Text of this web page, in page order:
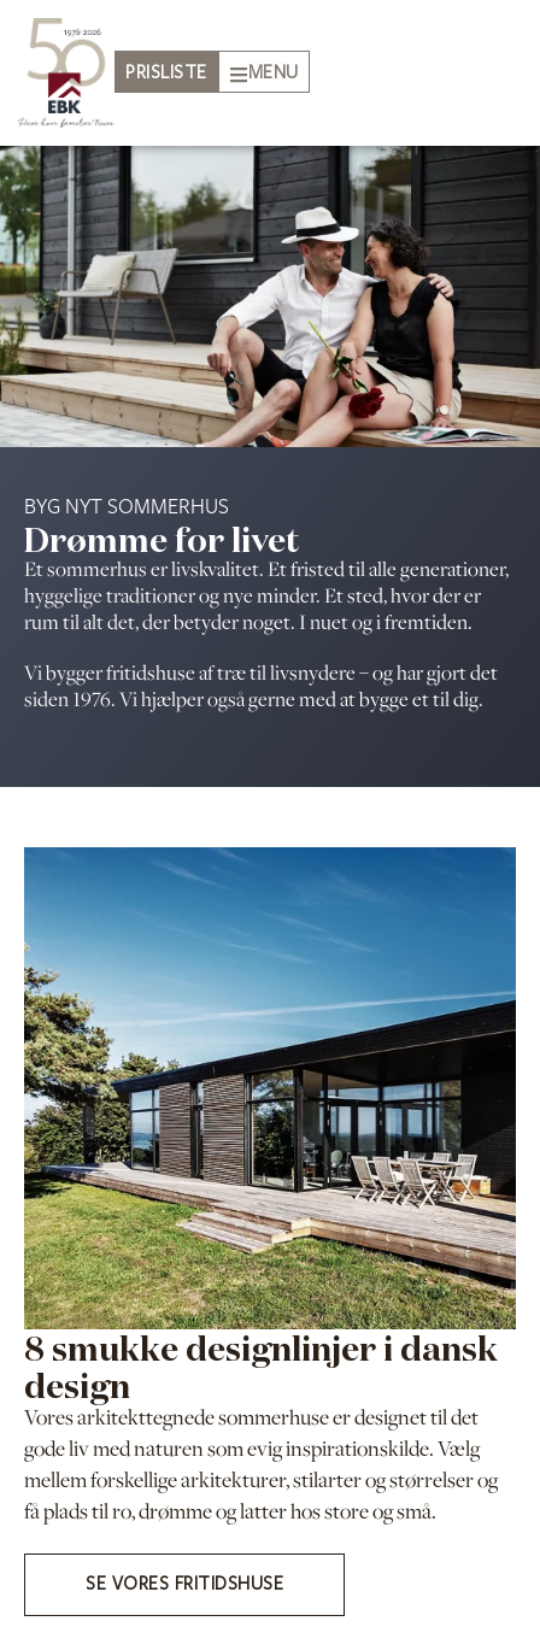
MENU
PRISLISTE
BYG NYT SOMMERHUS
Drømme for livet
Et sommerhus er livskvalitet. Et fristed til alle generationer,
hyggelige traditioner og nye minder. Et sted, hvor der er
rum til alt det, der betyder noget. I nuet og i fremtiden.
Vi bygger fritidshuse af træ til livsnydere – og har gjort det
siden 1976. Vi hjælper også gerne med at bygge et til dig.
8 smukke designlinjer i dansk
design
Vores arkitekttegnede sommerhuse er designet til det
gode liv med naturen som evig inspirationskilde. Vælg
mellem forskellige arkitekturer, stilarter og størrelser og
få plads til ro, drømme og latter hos store og små.
SE VORES FRITIDSHUSE